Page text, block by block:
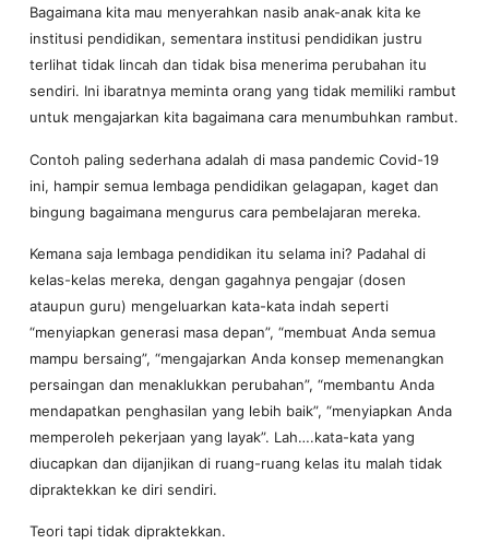
Bagaimana kita mau menyerahkan nasib anak-anak kita ke
institusi pendidikan, sementara institusi pendidikan justru
terlihat tidak lincah dan tidak bisa menerima perubahan itu
sendiri. Ini ibaratnya meminta orang yang tidak memiliki rambut
untuk mengajarkan kita bagaimana cara menumbuhkan rambut.
Contoh paling sederhana adalah di masa pandemic Covid-19
ini, hampir semua lembaga pendidikan gelagapan, kaget dan
bingung bagaimana mengurus cara pembelajaran mereka.
Kemana saja lembaga pendidikan itu selama ini? Padahal di
kelas-kelas mereka, dengan gagahnya pengajar (dosen
ataupun guru) mengeluarkan kata-kata indah seperti
“menyiapkan generasi masa depan”, “membuat Anda semua
mampu bersaing”, “mengajarkan Anda konsep memenangkan
persaingan dan menaklukkan perubahan”, “membantu Anda
mendapatkan penghasilan yang lebih baik”, “menyiapkan Anda
memperoleh pekerjaan yang layak”. Lah….kata-kata yang
diucapkan dan dijanjikan di ruang-ruang kelas itu malah tidak
dipraktekkan ke diri sendiri.
Teori tapi tidak dipraktekkan.